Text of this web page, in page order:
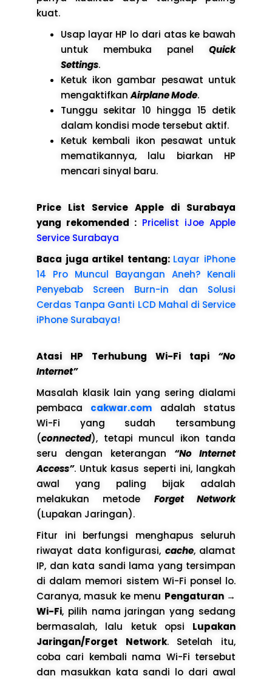
kuat.
Usap layar HP lo dari atas ke bawah
untuk membuka panel Quick
Settings.
Ketuk ikon gambar pesawat untuk
mengaktifkanAirplane Mode.
Tunggu sekitar 10 hingga 15 detik
dalam kondisi mode tersebut aktif.
Ketuk kembali ikon pesawat untuk
mematikannya, lalu biarkan HP
mencari sinyal baru.
Price List Service Apple di Surabaya
yang rekomended : Pricelist iJoe Apple
Service Surabaya
Baca juga artikel tentang: Layar iPhone
14 Pro Muncul Bayangan Aneh? Kenali
Penyebab Screen Burn-in dan Solusi
Cerdas Tanpa Ganti LCD Mahal di Service
iPhone Surabaya!
Atasi HP Terhubung Wi-Fi tapi “No
Internet”
Masalah klasik lain yang sering dialami
pembaca cakwar.com adalah status
Wi-Fi yang sudah tersambung
(connected), tetapi muncul ikon tanda
seru dengan keterangan “No Internet
Access”. Untuk kasus seperti ini, langkah
awal yang paling bijak adalah
melakukan metode Forget Network
(Lupakan Jaringan).
Fitur ini berfungsi menghapus seluruh
riwayat data konfigurasi, cache, alamat
IP, dan kata sandi lama yang tersimpan
di dalam memori sistem Wi-Fi ponsel lo.
Caranya, masuk ke menu Pengaturan →
Wi-Fi, pilih nama jaringan yang sedang
bermasalah, lalu ketuk opsi Lupakan
Jaringan/Forget Network. Setelah itu,
coba cari kembali nama Wi-Fi tersebut
dan masukkan kata sandi lo dari awal